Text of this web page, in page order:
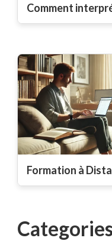
Comment
Formation à